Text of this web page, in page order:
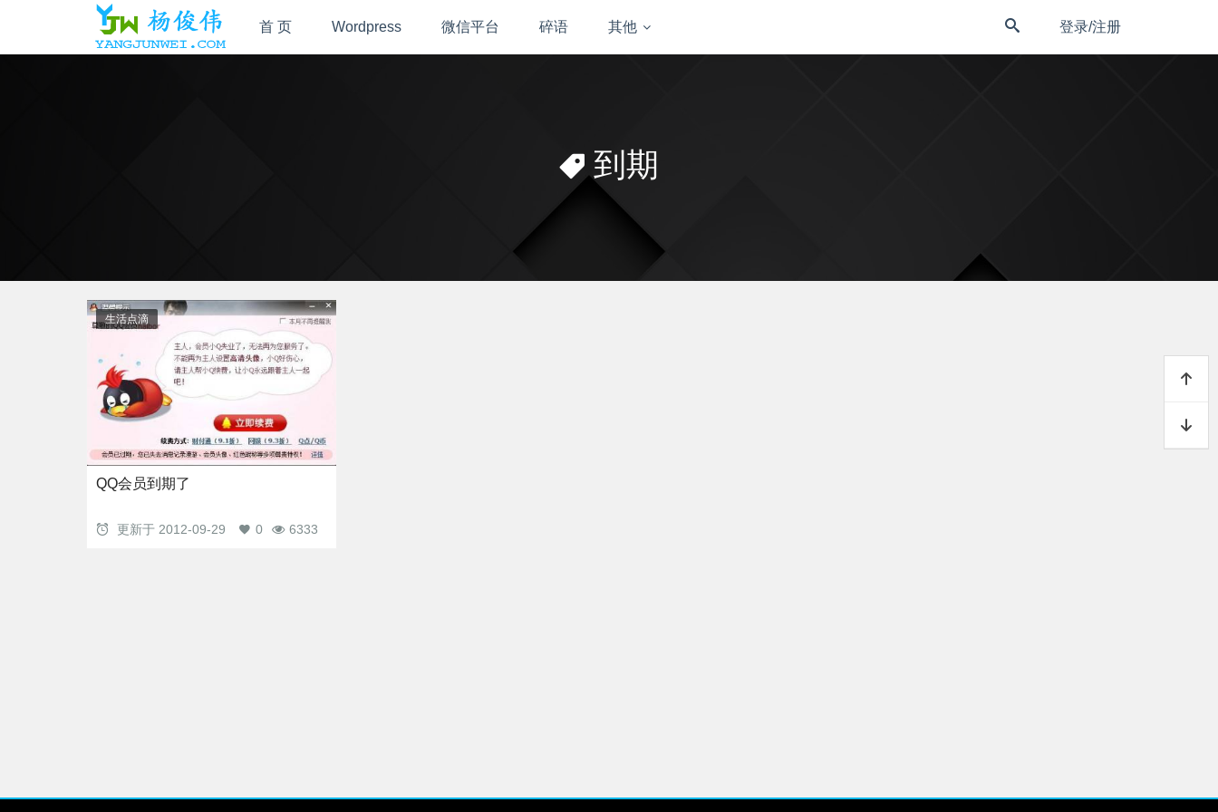
首 页 Wordpress 微信平台 碎语 其他 登录/注册
到期
生活点滴
QQ会员到期了
更新于 2012-09-29 6333
0